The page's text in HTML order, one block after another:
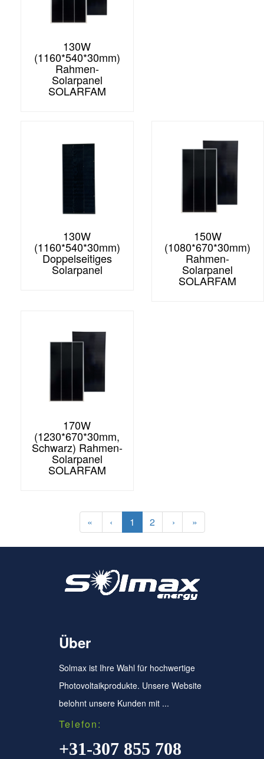
130W
(1160*540*30mm)
Rahmen-
Solarpanel
SOLARFAM
130W
(1160*540*30mm)
Doppelseitiges
Solarpanel
150W
(1080*670*30mm)
Rahmen-
Solarpanel
SOLARFAM
170W
(1230*670*30mm,
Schwarz) Rahmen-
Solarpanel
SOLARFAM
« ‹ 1 2 › »
Über
Solmax ist Ihre Wahl für hochwertige
Photovoltaikprodukte. Unsere Website
belohnt unsere Kunden mit ...
Telefon:
+31-307 855 708